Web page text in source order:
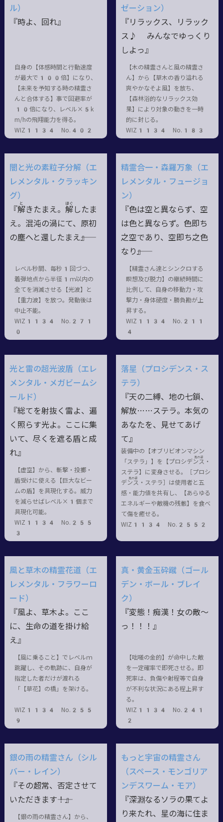
ル）
『時よ、回れ』
自身の【体感時間と行動速度
が最大で100倍】になり、
【未来を予知する時の精霊さ
んと合体する】事で回避率が
10倍になり、レベル×5k
m/hの飛翔能力を得る。
WIZ1134 No.402
ゼーション）
『リラックス、リラック
ス♪ みんなでゆっくり
しよっ』
【木の精霊さんと風の精霊さ
ん】から【草木の香り溢れる
爽やかなそよ風】を放ち、
【森林浴的なリラックス効
果】により対象の動きを一時
的に封じる。
WIZ1134 No.183
闇と光の素粒子分解（エ
レメンタル・クラッキン
グ）
『解
と
きたまえ。 解
ほぐ
したま
え。混沌の渦にて、原初
の塵へと還したまえ――』
レベル秒間、毎秒1回づつ、
着弾地点から半径1ｍ以内の
全てを消滅させる【光波】と
【重力波】を放つ。発動後は
中止不能。
WIZ1134 No.271
0
精霊合一・森羅万象（エ
レメンタル・フュージョ
ン）
『色は空と異ならず、空
は色と異ならず。色即ち
之空であり、空即ち之色
なり――』
【精霊さん達とシンクロする
瞑想及び脱力】の継続時間に
比例して、自身の移動力・攻
撃力・身体硬度・勝負勘が上
昇する。
WIZ1134 No.211
4
光と雷の超光波盾（エレ
メンタル・メガビームシ
ールド）
『総てを射抜く雷よ、遍
く照らす光よ。ここに集
いて、尽くを遮る盾と成
れ』
【虚空】から、斬撃・投擲・
盾受けに使える【巨大なビー
ムの盾】を具現化する。威力
を減らせばレベル×1個まで
具現化可能。
WIZ1134 No.255
3
落星（プロシデンス・ス
テラ）
『天の二縛、地の七鎖、
解放……ステラ。本気の
あなたを、見せてあげ
て』
装備中の【オブリビオンマシン
「ステラ」】を【プロシデン
真の姿
ス・
ステラ】に変身させる。［プロシ
デン
真の姿
ス・ステラ］は使用者と五
感・能力値を共有し、【あらゆる
エネルギーや敵機の残骸】を食べ
て傷を癒せる。
WIZ1134 No.2552
風と草木の精霊花道（エ
レメンタル・フラワーロ
ード）
『風よ、草木よ。ここ
に、生命の道を掛け給
え』
【風に乗ること】でレベルｍ
跳躍し、その軌跡に、自身が
指定した者だけが渡れる
「【草花】の橋」を架ける。
WIZ1134 No.255
9
真・黄金玉砕蹴（ゴール
デン・ボール・ブレイ
ク）
『変態！痴漢！女の敵〜
っ！！！』
【咄嗟の金的】が命中した敵
を一定確率で即死させる。即
死率は、負傷や射程等で自身
が不利な状況にある程上昇す
る。
WIZ1134 No.241
2
銀の雨の精霊さん（シル
バー・レイン）
『その超常、否定させて
いただきます――！』
【銀の雨の精霊さん】から、
もっと宇宙の精霊さん
（スペース・モンゴリア
ンデスワーム・モア）
『深淵なるソラの果てよ
り来たれ、星の海に住ま